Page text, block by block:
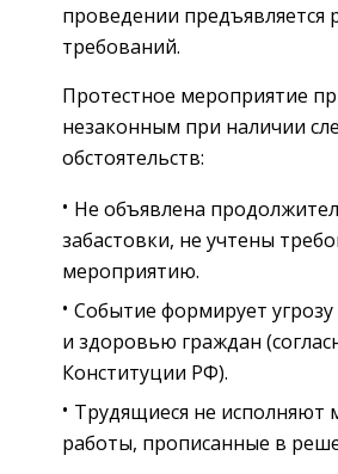
проведении предъявляется
требований.
Протестное мероприятие
незаконным при наличии
обстоятельств:
Не объявлена
забастовки, не учтены
мероприятию.
Событие формирует
и здоровью граждан
Конституции РФ).
Трудящиеся не исполняют
работы, прописанные в